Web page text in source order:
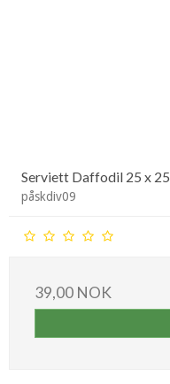
Serviett Daffodil 25 x 25
påskdiv09
39,00 NOK